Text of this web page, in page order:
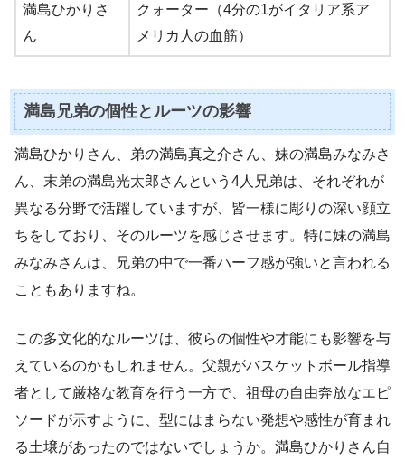
満島ひかりさ
ん
クォーター（4分の1がイタリア系ア
メリカ人の血筋）
満島兄弟の個性とルーツの影響
満島ひかりさん、弟の満島真之介さん、妹の満島みなみさ
ん、末弟の満島光太郎さんという4人兄弟は、それぞれが
異なる分野で活躍していますが、皆一様に彫りの深い顔立
ちをしており、そのルーツを感じさせます。特に妹の満島
みなみさんは、兄弟の中で一番ハーフ感が強いと言われる
こともありますね。
この多文化的なルーツは、彼らの個性や才能にも影響を与
えているのかもしれません。父親がバスケットボール指導
者として厳格な教育を行う一方で、祖母の自由奔放なエピ
ソードが示すように、型にはまらない発想や感性が育まれ
る土壌があったのではないでしょうか。満島ひかりさん自